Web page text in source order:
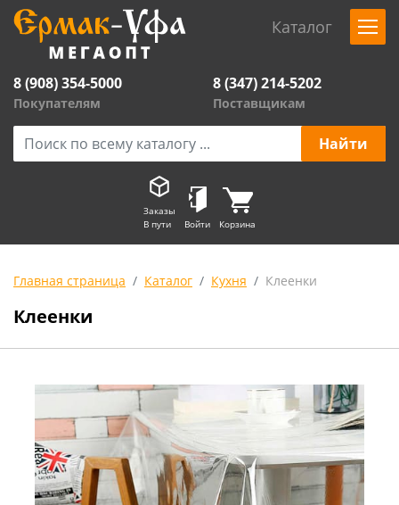
Каталог
8 (908) 354-5000
Покупателям
8 (347) 214-5202
Поставщикам
Заказы
В пути
Войти Корзина
Главная страница Каталог Кухня Клеенки
Клеенки